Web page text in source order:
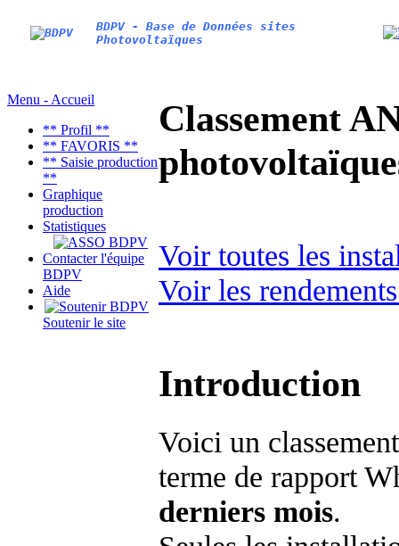
BDPV - Base de Données sites
Photovoltaïques
Menu - Accueil
** Profil **
** FAVORIS **
** Saisie production
**
Graphique
production
Statistiques
Contacter l'équipe
BDPV
Aide
Soutenir le site
Classement
Voir toutes les
Voir les
Introduction
Voici un
terme de rapport
derniers mois.